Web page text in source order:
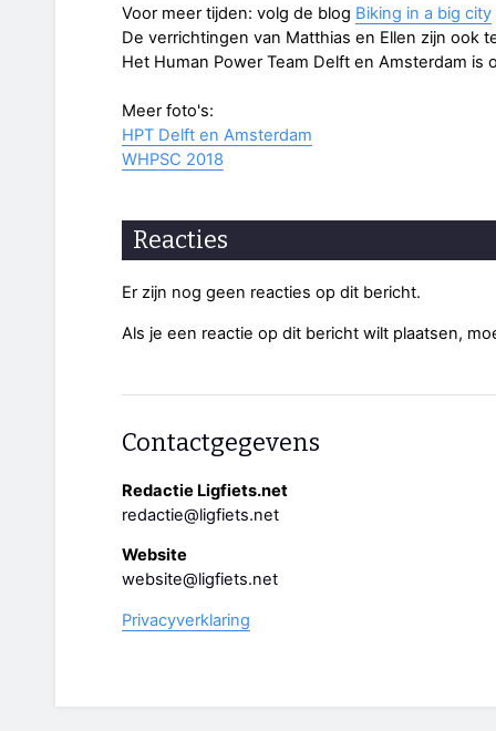
Voor meer tijden: volg de blog Biking in a big city
De verrichtingen van Matthias en Ellen zijn ook
Het Human Power Team Delft en Amsterdam
Meer foto's:
HPT Delft en Amsterdam
WHPSC 2018
Reacties
Er zijn nog geen reacties op dit bericht.
Als je een reactie op dit bericht wilt plaatsen,
Contactgegevens
Redactie Ligfiets.net
redactie@ligfiets.net
Website
website@ligfiets.net
Privacyverklaring